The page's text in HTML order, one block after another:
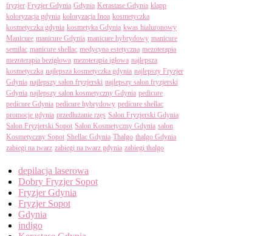
fryzjer Fryzjer Gdynia Gdynia Kerastase Gdynia klapp
koloryzacja gdynia koloryzacja Inoa kosmetyczka
kosmetyczka gdynia kosmetyka Gdynia kwas hialuronowy
Manicure manicure Gdynia manicure hybrydowy manicure
semilac manicure shellac medycyna estetyczna mezoterapia
mezoterapia bezigłowa mezoterapia igłowa najlepsza
kosmetyczka najlepsza kosmetyczka gdynia najlepszy Fryzjer
Gdynia najlepszy salon fryzjerski najlepszy salon fryzjerski
Gdynia najlepszy salon kosmetyczny Gdynia pedicure
pedicure Gdynia pedicure hybrydowy pedicure shellac
promocje gdynia przedłużanie rzęs Salon Fryzjerski Gdynia
Salon Fryzjerski Sopot Salon Kosmetyczny Gdynia salon
Kosmetyczny Sopot Shellac Gdynia Thalgo thalgo Gdynia
zabiegi na twarz zabiegi na twarz gdynia zabiegi thalgo
depilacja laserowa
Dobry Fryzjer Sopot
Fryzjer Gdynia
Fryzjer Sopot
Gdynia
indigo